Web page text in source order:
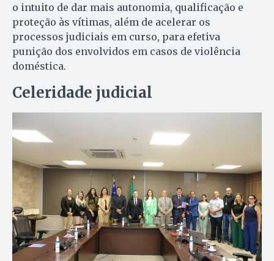
o intuito de dar mais autonomia, qualificação e
proteção às vítimas, além de acelerar os
processos judiciais em curso, para efetiva
punição dos envolvidos em casos de violência
doméstica.
Celeridade judicial